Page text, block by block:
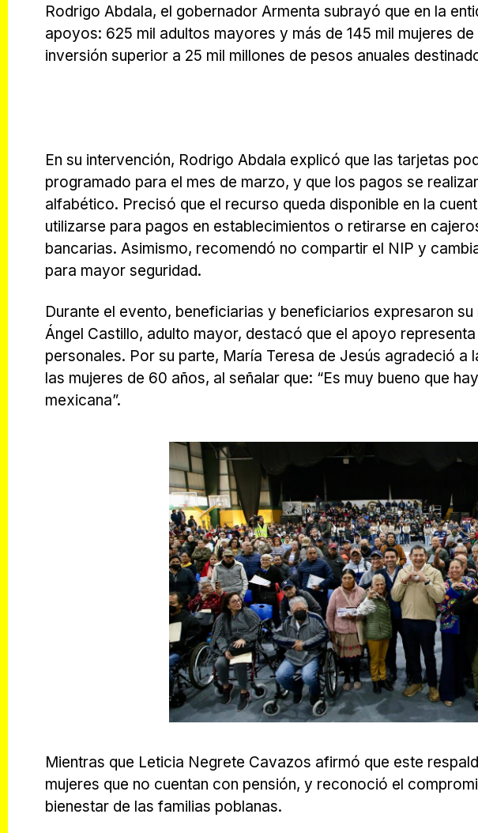
Rodrigo Abdala, el gobernador Armenta subrayó que en la
apoyos: 625 mil adultos mayores y más de 145 mil mujeres
inversión superior a 25 mil millones de pesos anuales
En su intervención, Rodrigo Abdala explicó que las tarjetas
programado para el mes de marzo, y que los pagos se
alfabético. Precisó que el recurso queda disponible en la
utilizarse para pagos en establecimientos o retirarse en
bancarias. Asimismo, recomendó no compartir el NIP y
para mayor seguridad.
Durante el evento, beneficiarias y beneficiarios expresaron
Ángel Castillo, adulto mayor, destacó que el apoyo
personales. Por su parte, María Teresa de Jesús agradeció a
las mujeres de 60 años, al señalar que: “Es muy bueno que
mexicana”.
Mientras que Leticia Negrete Cavazos afirmó que este
mujeres que no cuentan con pensión, y reconoció el
bienestar de las familias poblanas.